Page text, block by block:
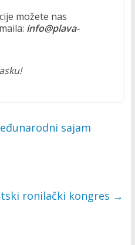
možete nas
info@plava-
sajam
ronilački kongres →